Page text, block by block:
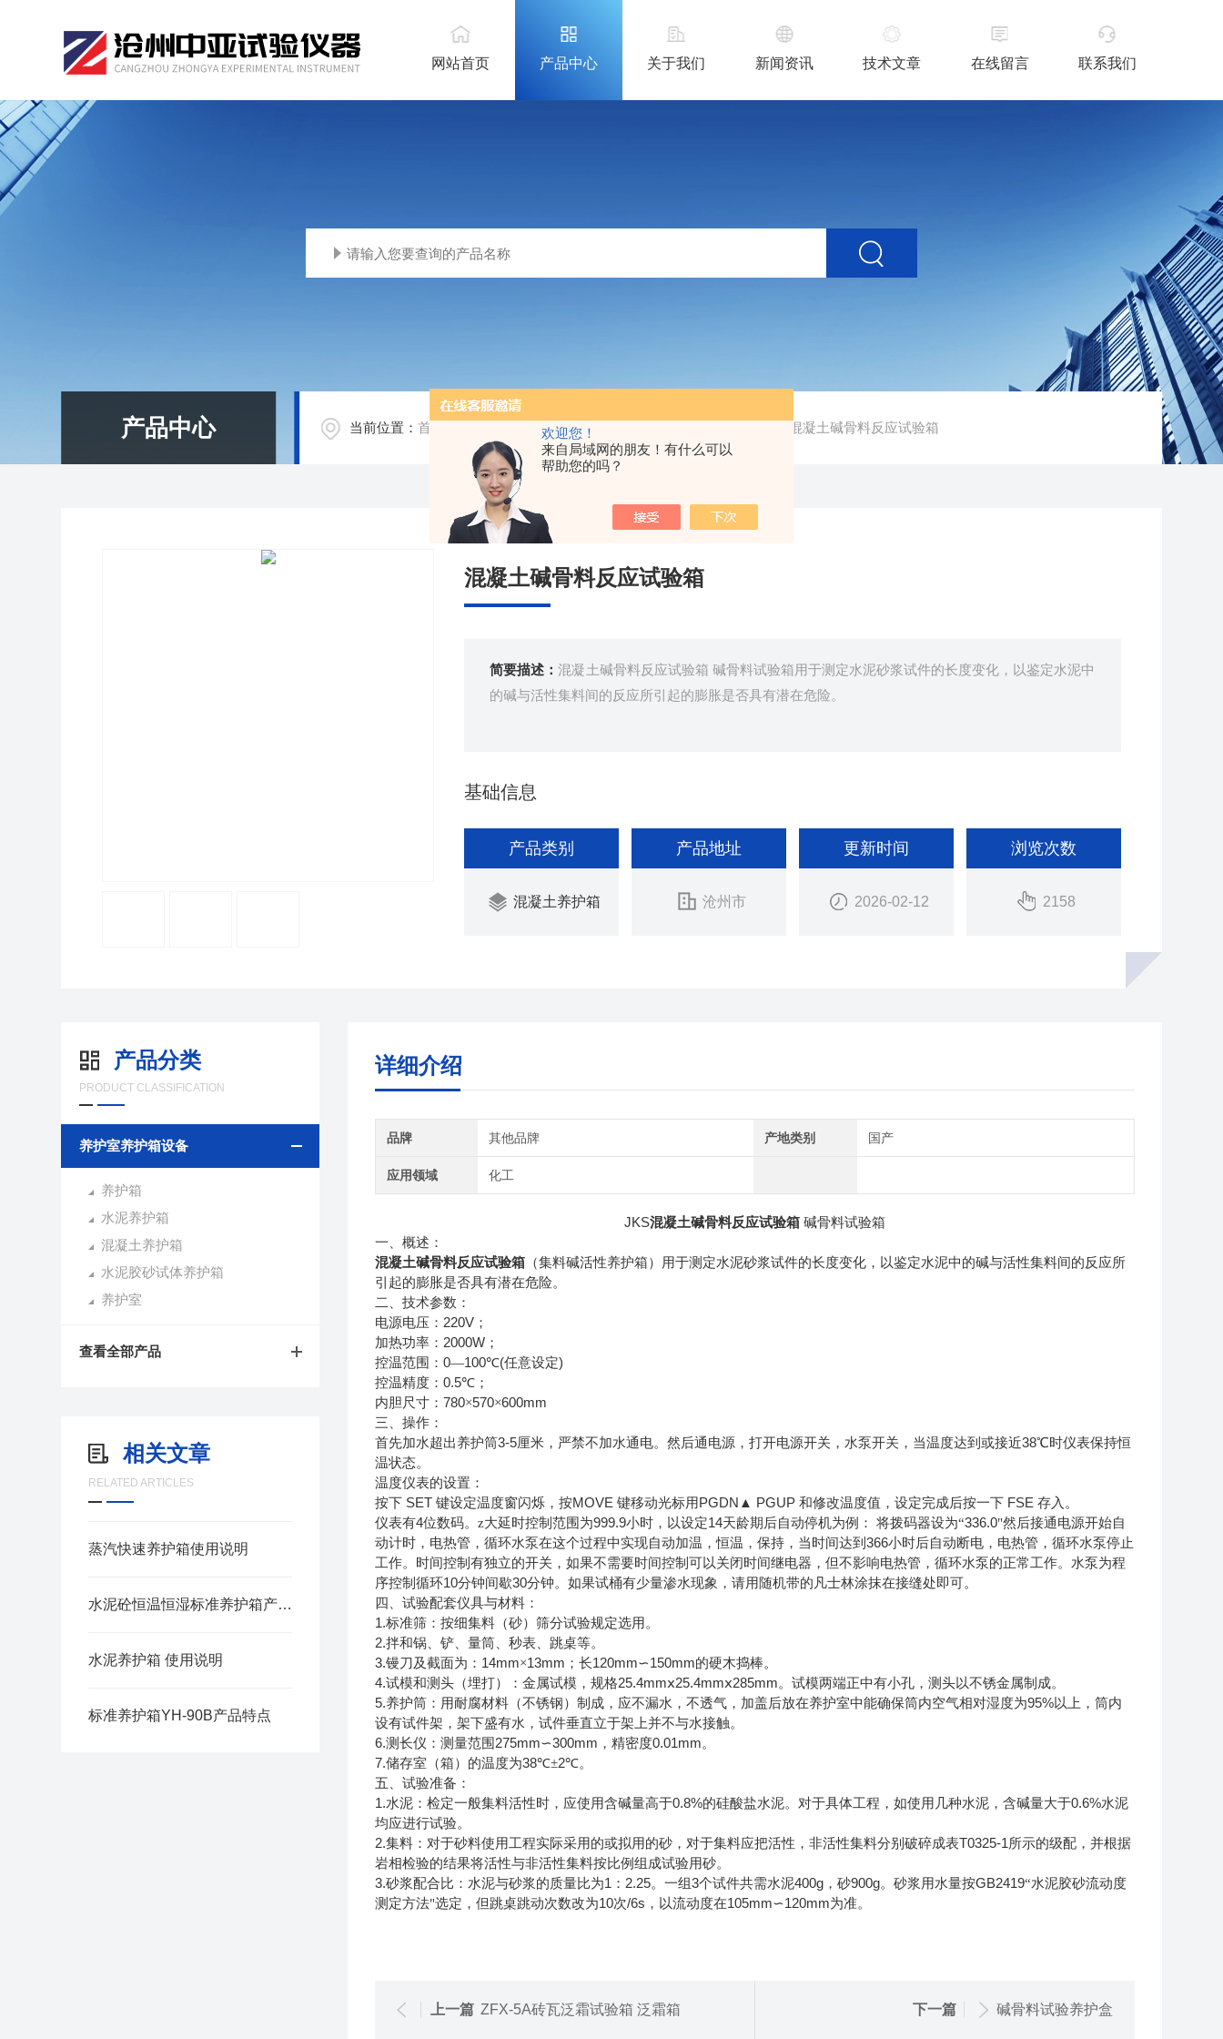
欢迎您！
来自局域网的朋友！有什么可以
帮助您的吗？
网站首页 产品中心 关于我们 新闻资讯 技术文章 在线留言 联系我们
产品中心 当前位置：首页 养护室养护箱设备 / JKS混凝土碱骨料反应试验箱
混凝土碱骨料反应试验箱
简要描述：混凝土碱骨料反应试验箱 碱骨料试验箱用于测定水泥砂浆试件的长度变化，以鉴定水泥中
的碱与活性集料间的反应所引起的膨胀是否具有潜在危险。
基础信息
产品类别
混凝土养护箱
产品地址
沧州市
更新时间
2026-02-12
浏览次数
2158
产品分类
PRODUCT CLASSIFICATION
养护室养护箱设备
养护箱
水泥养护箱
混凝土养护箱
水泥胶砂试体养护箱
养护室
查看全部产品
相关文章
RELATED ARTICLES
蒸汽快速养护箱使用说明
水泥砼恒温恒湿标准养护箱产品特点
水泥养护箱 使用说明
标准养护箱YH-90B产品特点
详细介绍
品牌 其他品牌 产地类别 国产
应用领域 化工
JKS混凝土碱骨料反应试验箱 碱骨料试验箱
一、概述：
混凝土碱骨料反应试验箱（集料碱活性养护箱）用于测定水泥砂浆试件的长度变化，以鉴定水泥中的碱与活性集料间的反应所
引起的膨胀是否具有潜在危险。
二、 技术参数：
电源电压： 220V；
加热功率： 2000W；
控温范围： 0—100℃(任意设定)
控温精度： 0.5℃；
内胆尺寸： 780×570×600mm
三、 操作：
首先加水超出养护筒3-5厘米，严禁不加水通电。然后通电源，打开电源开关，水泵开关，当温度达到或接近38℃时仪表保持恒
温状态。
温度仪表的设置：
按下SET 键设定温度窗闪烁，按MOVE 键移动光标用PGDN ▲ PGUP 和修改温度值，设定完成后按一下FSE 存入。
仪表有4位数码。z大延时控制范围为999.9小时，以设定14天龄期后自动停机为例： 将拨码器设为“336.0"然后接通电源开始自
动计时，电热管，循环水泵在这个过程中实现自动加温，恒温，保持，当时间达到 366小时后自动断电，电热管，循环水泵停止
工作。时间控制有独立的开关，如果不需要时间控制可以关闭时间继电器，但不影响电热管，循环水泵的正常工作。水泵为程
序控制循环10分钟间歇30分钟。如果试桶有少量渗水现象，请用随机带的凡士林涂抹在接缝处即可。
四、 试验配套仪具与材料：
1.标准筛：按细集料（砂）筛分试验规定选用。
2.拌和锅、铲、量筒、秒表、跳桌等。
3.镘刀及截面为： 14mm×13mm ；长120mm∽150mm的硬木捣棒。
4.试模和测头（埋打）：金属试模，规格25.4mmⅹ25.4mmⅹ285mm。试模两端正中有小孔，测头以不锈金属制成。
5.养护筒：用耐腐材料（不锈钢）制成，应不漏水，不透气，加盖后放在养护室中能确保筒内空气相对湿度为95%以上，筒内
设有试件架，架下盛有水，试件垂直立于架上并不与水接触。
6.测长仪：测量范围 275mm∽300mm ，精密度0.01mm。
7.储存室（箱）的温度为38℃±2℃。
五、试验准备：
1.水泥：检定一般集料活性时，应使用含碱量高于0.8%的硅酸盐水泥。对于具体工程，如使用几种水泥，含碱量大于0.6%水泥
均应进行试验。
2.集料：对于砂料使用工程实际采用的或拟用的砂，对于集料应把活性，非活性集料分别破碎成表T0325-1所示的级配，并根据
岩相检验的结果将活性与非活性集料按比例组成试验用砂。
3.砂浆配合比：水泥与砂浆的质量比为1 ： 2.25。一组3个试件共需水泥400g，砂900g。砂浆用水量按GB2419“水泥胶砂流动度
测定方法"选定，但跳桌跳动次数改为10次/6s ，以流动度在105mm∽120mm为准。
上一篇 ZFX-5A砖瓦泛霜试验箱 泛霜箱 下一篇 碱骨料试验养护盒